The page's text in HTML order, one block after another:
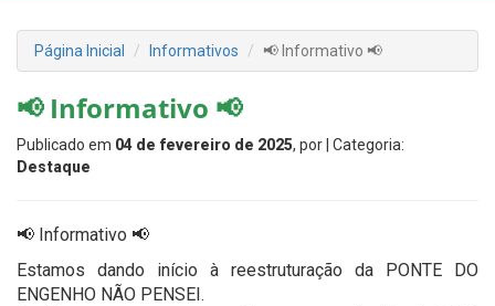
Página Inicial Informativos 📢 Informativo 📢
📢 Informativo 📢
Publicado em 04 de fevereiro de 2025, por | Categoria:
Destaque
📢 Informativo 📢
Estamos dando início à reestruturação da PONTE DO
ENGENHO NÃO PENSEI.